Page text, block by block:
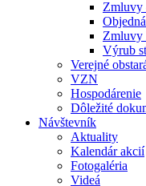
Zmluvy
Zmluvy
Výrub
Verejné
VZN
Hospodárenie
Dôležité
Návštevník
Aktuality
Kalendár akcií
Fotogaléria
Videá